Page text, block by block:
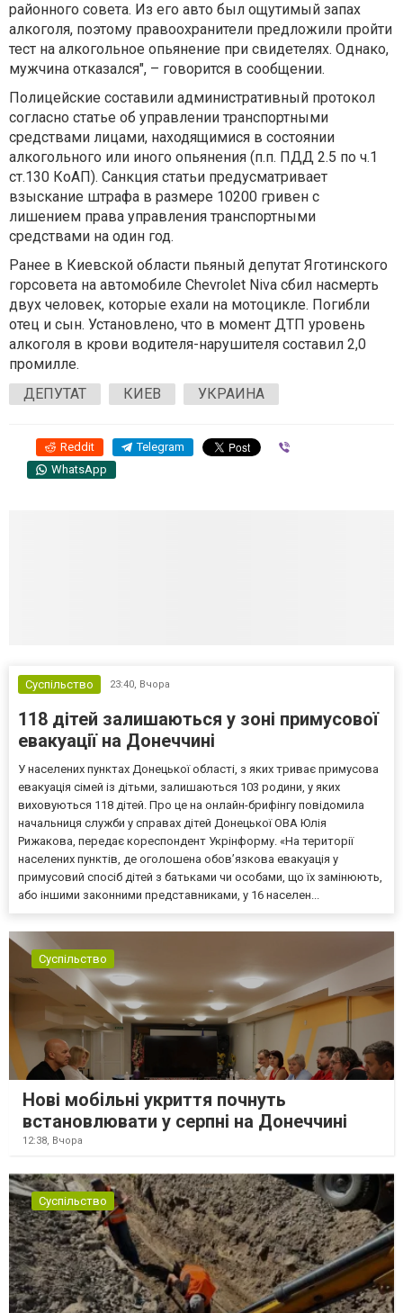
районного совета. Из его авто был ощутимый запах
алкоголя, поэтому правоохранители предложили пройти
тест на алкогольное опьянение при свидетелях. Однако,
мужчина отказался", – говорится в сообщении.
Полицейские составили административный протокол
согласно статье об управлении транспортными
средствами лицами, находящимися в состоянии
алкогольного или иного опьянения (п.п. ПДД 2.5 по ч.1
ст.130 КоАП). Санкция статьи предусматривает
взыскание штрафа в размере 10200 гривен с
лишением права управления транспортными
средствами на один год.
Ранее в Киевской области пьяный депутат Яготинского
горсовета на автомобиле Chevrolet Niva сбил насмерть
двух человек, которые ехали на мотоцикле. Погибли
отец и сын. Установлено, что в момент ДТП уровень
алкоголя в крови водителя-нарушителя составил 2,0
промилле.
ДЕПУТАТ
КИЕВ УКРАИНА
Reddit Telegram
WhatsApp
Суспільство 23:40, Вчора
118 дітей залишаються у зоні примусової
евакуації на Донеччині
У населених пунктах Донецької області, з яких триває примусова
евакуація сімей із дітьми, залишаються 103 родини, у яких
виховуються 118 дітей. Про це на онлайн-брифінгу повідомила
начальниця служби у справах дітей Донецької ОВА Юлія
Рижакова, передає кореспондент Укрінформу. «На території
населених пунктів, де оголошена обов’язкова евакуація у
примусовий спосіб дітей з батьками чи особами, що їх замінюють,
або іншими законними представниками, у 16 населен...
Суспільство
Нові мобільні укриття почнуть
встановлювати у серпні на Донеччині
12:38, Вчора
Суспільство